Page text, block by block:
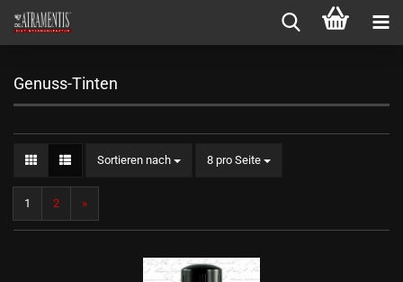
Genuss-Tinten
Sortieren nach
Sortieren nach 8 pro Seite
pro Seite
1 2 »